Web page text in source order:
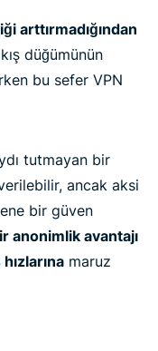
arttırmadığından
düğümünün
bu sefer VPN
tutmayan bir
ancak aksi
bir güven
anonimlik avantajı
maruz